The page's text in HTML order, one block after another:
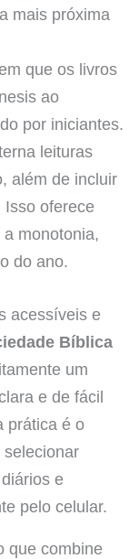
mais próxima
que os livros
ao
por iniciantes.
leituras
além de incluir
Isso oferece
monotonia,
do ano.
acessíveis e
Bíblica
um
e de fácil
prática é o
selecionar
e
pelo celular.
que combine